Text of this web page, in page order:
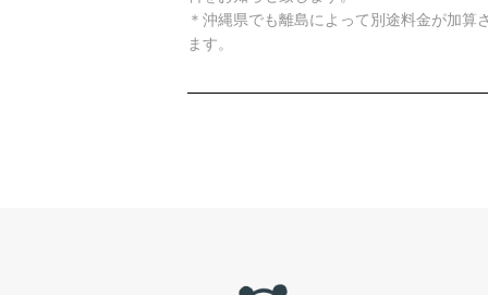
＊沖縄県でも離島によって別途料金が加算
ます。